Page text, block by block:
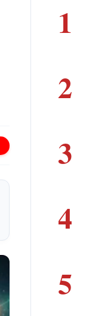
1
2
3
4
5